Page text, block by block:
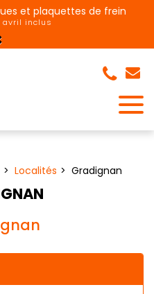
et plaquettes de frein
avril inclus
Localités Gradignan